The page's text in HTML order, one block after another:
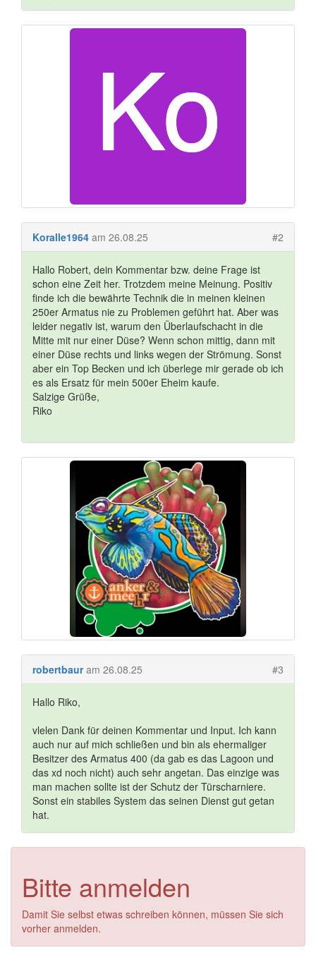
Koralle1964 am 26.08.25 #2
Hallo Robert, dein Kommentar bzw. deine Frage ist
schon eine Zeit her. Trotzdem meine Meinung. Positiv
finde ich die bewährte Technik die in meinen kleinen
250er Armatus nie zu Problemen geführt hat. Aber was
leider negativ ist, warum den Überlaufschacht in die
Mitte mit nur einer Düse? Wenn schon mittig, dann mit
einer Düse rechts und links wegen der Strömung. Sonst
aber ein Top Becken und ich überlege mir gerade ob ich
es als Ersatz für mein 500er Eheim kaufe.
Salzige Grüße,
Riko
robertbaur am 26.08.25 #3
Hallo Riko,
vlelen Dank für deinen Kommentar und Input. Ich kann
auch nur auf mich schließen und bin als ehermaliger
Besitzer des Armatus 400 (da gab es das Lagoon und
das xd noch nicht) auch sehr angetan. Das einzige was
man machen sollte ist der Schutz der Türscharniere.
Sonst ein stabiles System das seinen Dienst gut getan
hat.
Bitte anmelden
Damit Sie selbst etwas schreiben können, müssen Sie sich
vorher anmelden.